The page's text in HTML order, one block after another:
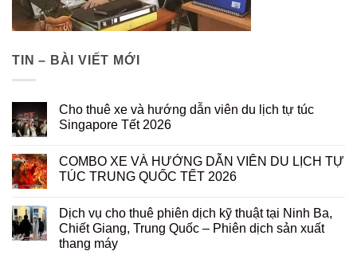
TIN – BÀI VIẾT MỚI
Cho thuê xe và hướng dẫn viên du lịch tự túc
Singapore Tết 2026
COMBO XE VÀ HƯỚNG DẪN VIÊN DU LỊCH TỰ
TÚC TRUNG QUỐC TẾT 2026
Dịch vụ cho thuê phiên dịch kỹ thuật tại Ninh Ba,
Chiết Giang, Trung Quốc – Phiên dịch sản xuất
thang máy